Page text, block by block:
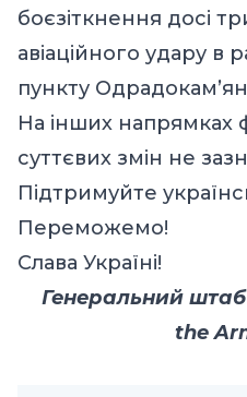
боєзіткнення досі
авіаційного удару в
пункту
На інших напрямках
суттєвих змін не
Підтримуйте
Переможемо!
Слава Україні!
Генеральний
the